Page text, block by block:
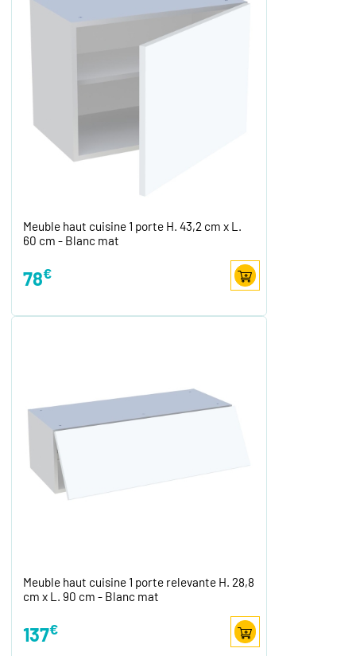
Meuble haut cuisine 1 porte H. 43,2 cm x L.
60 cm - Blanc mat
78€
Meuble haut cuisine 1 porte relevante H. 28,8
cm x L. 90 cm - Blanc mat
137€